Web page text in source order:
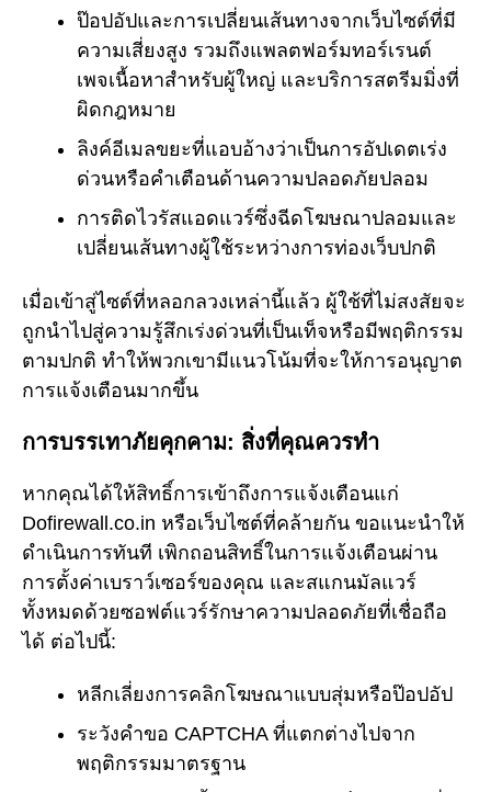
ป๊อปอัปและการเปลี่ยนเส้นทางจากเว็บไซต์ที่มี
ความเสี่ยงสูง รวมถึงแพลตฟอร์มทอร์เรนต์
เพจเนื้อหาสำหรับผู้ใหญ่ และบริการสตรีมมิ่งที่
ผิดกฎหมาย
ลิงค์อีเมลขยะที่แอบอ้างว่าเป็นการอัปเดตเร่ง
ด่วนหรือคำเตือนด้านความปลอดภัยปลอม
การติดไวรัสแอดแวร์ซึ่งฉีดโฆษณาปลอมและ
เปลี่ยนเส้นทางผู้ใช้ระหว่างการท่องเว็บปกติ
เมื่อเข้าสู่ไซต์ที่หลอกลวงเหล่านี้แล้ว ผู้ใช้ที่ไม่สงสัยจะ
ถูกนำไปสู่ความรู้สึกเร่งด่วนที่เป็นเท็จหรือมีพฤติกรรม
ตามปกติ ทำให้พวกเขามีแนวโน้มที่จะให้การอนุญาต
การแจ้งเตือนมากขึ้น
การบรรเทาภัยคุกคาม: สิ่งที่คุณควรทำ
หากคุณได้ให้สิทธิ์การเข้าถึงการแจ้งเตือนแก่
Dofirewall.co.in หรือเว็บไซต์ที่คล้ายกัน ขอแนะนำให้
ดำเนินการทันที เพิกถอนสิทธิ์ในการแจ้งเตือนผ่าน
การตั้งค่าเบราว์เซอร์ของคุณ และสแกนมัลแวร์
ทั้งหมดด้วยซอฟต์แวร์รักษาความปลอดภัยที่เชื่อถือ
ได้ ต่อไปนี้:
หลีกเลี่ยงการคลิกโฆษณาแบบสุ่มหรือป๊อปอัป
ระวังคำขอ CAPTCHA ที่แตกต่างไปจาก
พฤติกรรมมาตรฐาน